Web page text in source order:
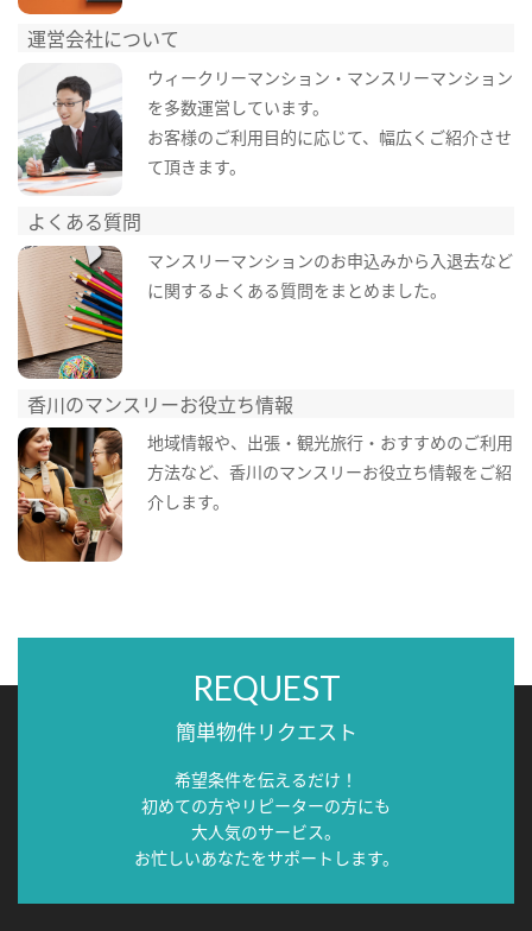
運営会社について
ウィークリーマンション・マンスリーマンション
を多数運営しています。
お客様のご利用目的に応じて、幅広くご紹介させ
て頂きます。
よくある質問
マンスリーマンションのお申込みから入退去など
に関するよくある質問をまとめました。
香川のマンスリーお役立ち情報
地域情報や、出張・観光旅行・おすすめのご利用
方法など、香川のマンスリーお役立ち情報をご紹
介します。
REQUEST
簡単物件リクエスト
希望条件を伝えるだけ！
初めての方やリピーターの方にも
大人気のサービス。
お忙しいあなたをサポートします。